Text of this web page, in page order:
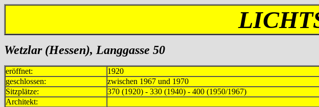
Wetzlar (Hessen), Langgasse 50
eröffnet:
1920
geschlossen:
zwischen 1967 und 1970
Sitzplätze:
370 (1920) - 330 (1940) - 400 (1950/1967)
Architekt: